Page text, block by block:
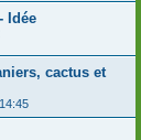
Idée
cactus et